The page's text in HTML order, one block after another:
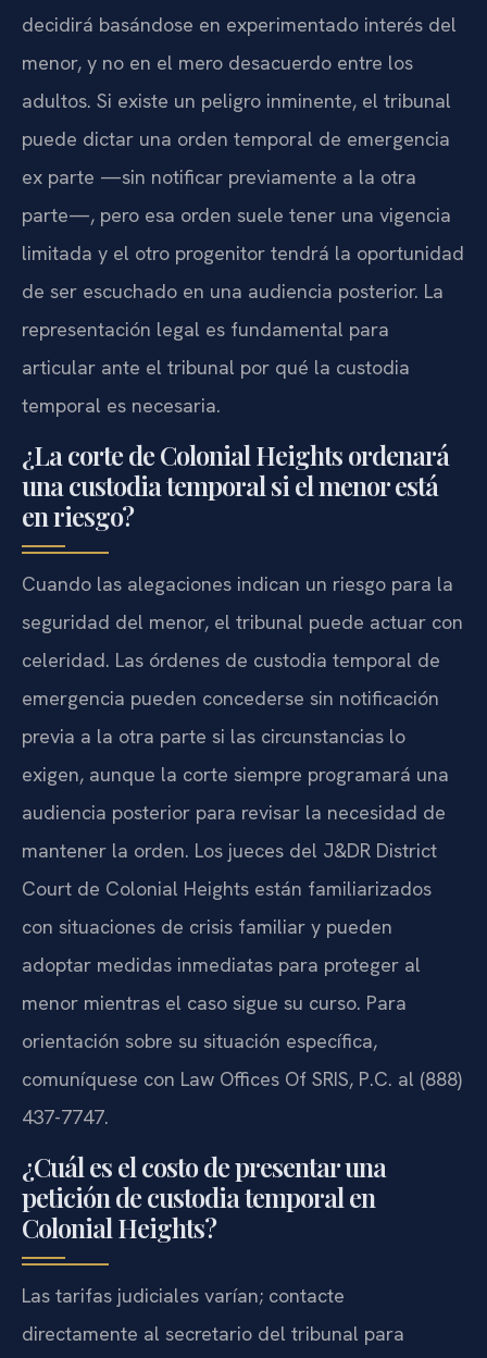
decidirá basándose en experimentado interés del
menor, y no en el mero desacuerdo entre los
adultos. Si existe un peligro inminente, el tribunal
puede dictar una orden temporal de emergencia
ex parte —sin notificar previamente a la otra
parte—, pero esa orden suele tener una vigencia
limitada y el otro progenitor tendrá la oportunidad
de ser escuchado en una audiencia posterior. La
representación legal es fundamental para
articular ante el tribunal por qué la custodia
temporal es necesaria.
¿La corte de Colonial Heights ordenará
una custodia temporal si el menor está
en riesgo?
Cuando las alegaciones indican un riesgo para la
seguridad del menor, el tribunal puede actuar con
celeridad. Las órdenes de custodia temporal de
emergencia pueden concederse sin notificación
previa a la otra parte si las circunstancias lo
exigen, aunque la corte siempre programará una
audiencia posterior para revisar la necesidad de
mantener la orden. Los jueces del J&DR District
Court de Colonial Heights están familiarizados
con situaciones de crisis familiar y pueden
adoptar medidas inmediatas para proteger al
menor mientras el caso sigue su curso. Para
orientación sobre su situación específica,
comuníquese con Law Offices Of SRIS, P.C. al (888)
437-7747.
¿Cuál es el costo de presentar una
petición de custodia temporal en
Colonial Heights?
Las tarifas judiciales varían; contacte
directamente al secretario del tribunal para